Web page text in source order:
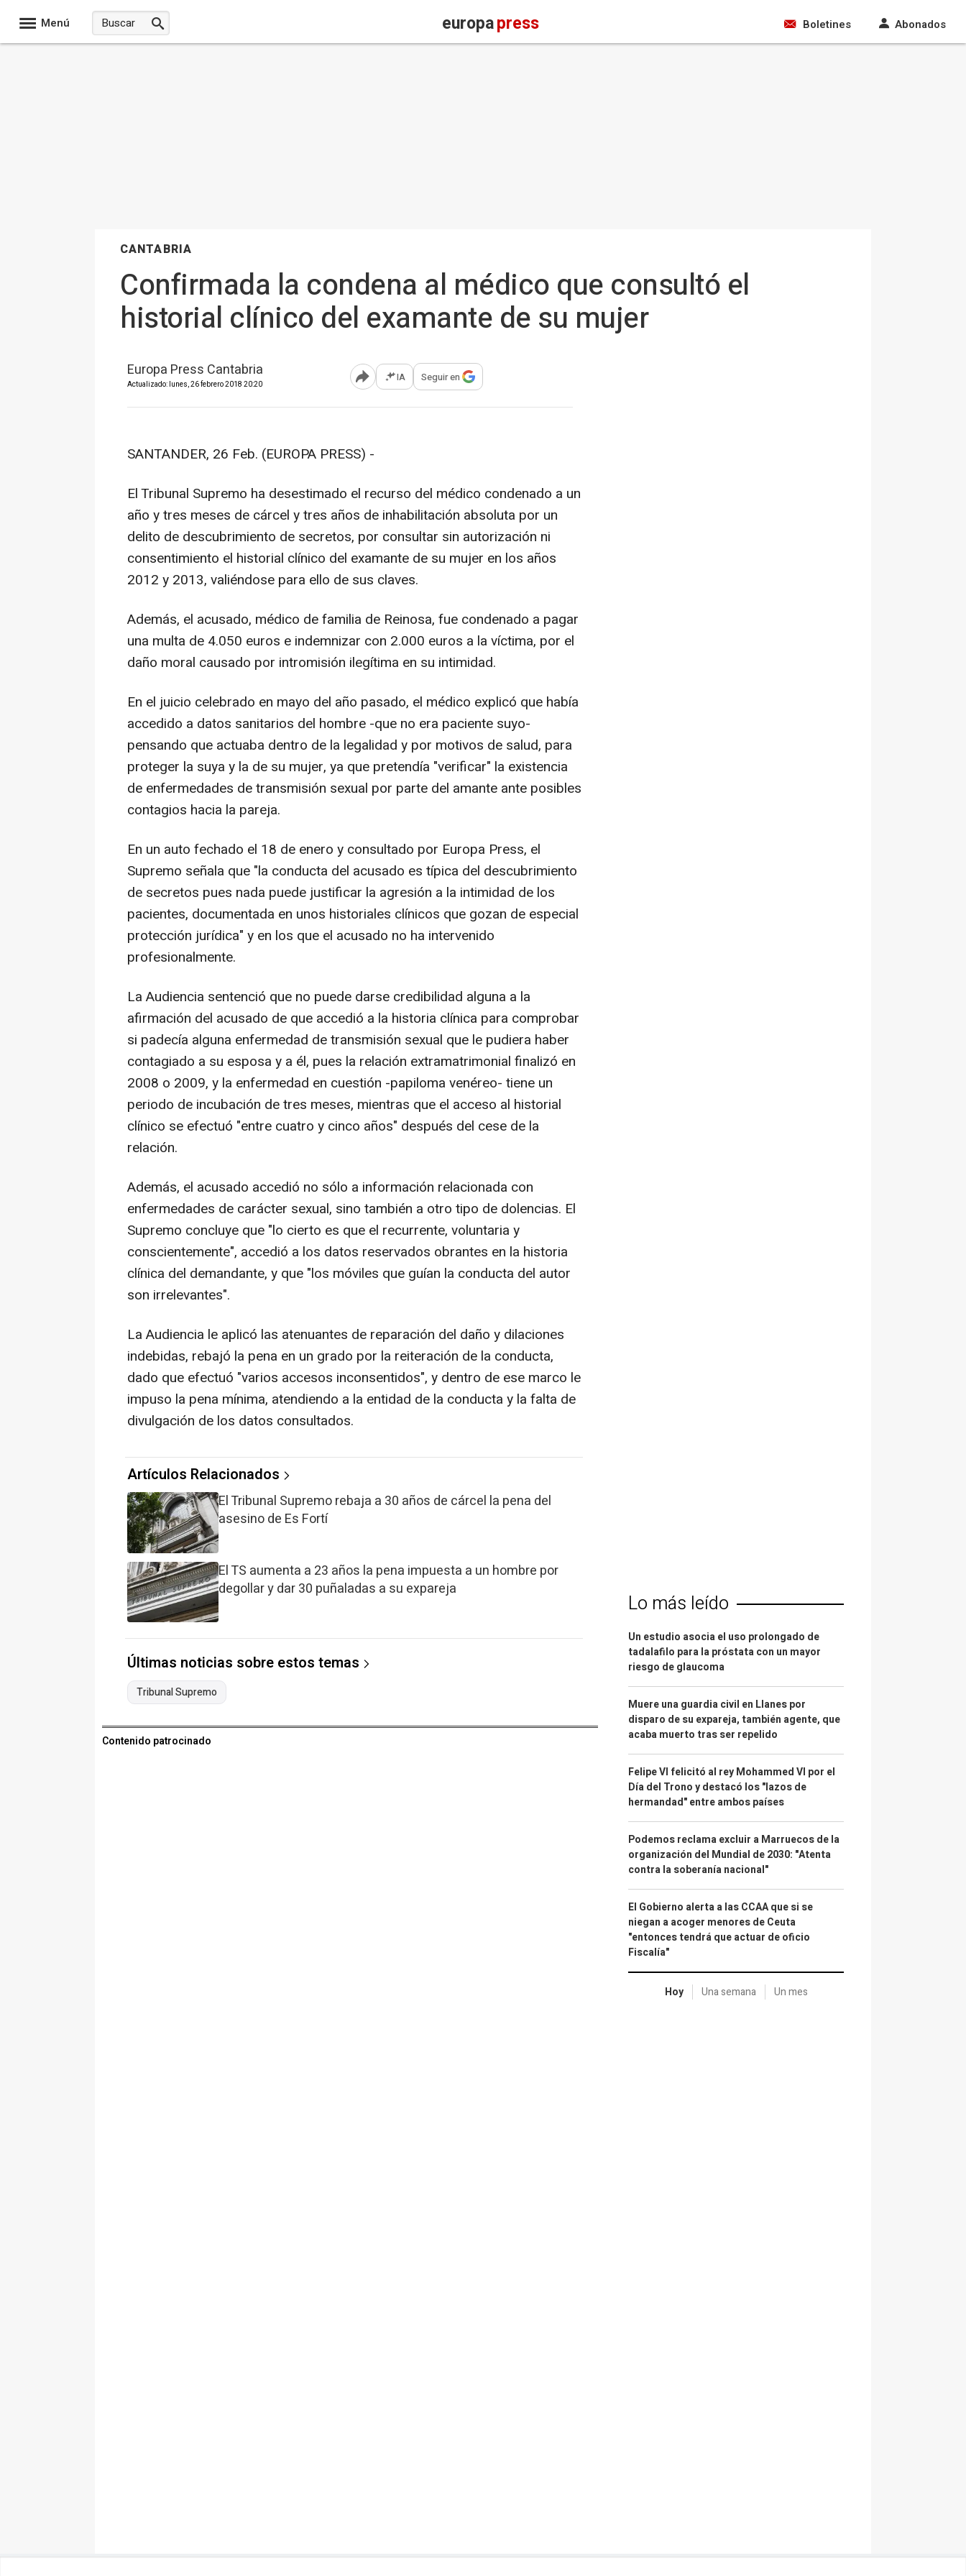
Menú europapress Boletines Abonados
CANTABRIA
Confirmada la condena al médico que consultó el
historial clínico del examante de su mujer
Europa Press Cantabria
Actualizado: lunes, 26 febrero 2018 20:20 Abrir opciones para compartir
IA Seguir en
SANTANDER, 26 Feb. (EUROPA PRESS) -
El Tribunal Supremo ha desestimado el recurso del médico condenado a un
año y tres meses de cárcel y tres años de inhabilitación absoluta por un
delito de descubrimiento de secretos, por consultar sin autorización ni
consentimiento el historial clínico del examante de su mujer en los años
2012 y 2013, valiéndose para ello de sus claves.
Además, el acusado, médico de familia de Reinosa, fue condenado a pagar
una multa de 4.050 euros e indemnizar con 2.000 euros a la víctima, por el
daño moral causado por intromisión ilegítima en su intimidad.
En el juicio celebrado en mayo del año pasado, el médico explicó que había
accedido a datos sanitarios del hombre -que no era paciente suyo-
pensando que actuaba dentro de la legalidad y por motivos de salud, para
proteger la suya y la de su mujer, ya que pretendía "verificar" la existencia
de enfermedades de transmisión sexual por parte del amante ante posibles
contagios hacia la pareja.
En un auto fechado el 18 de enero y consultado por Europa Press, el
Supremo señala que "la conducta del acusado es típica del descubrimiento
de secretos pues nada puede justificar la agresión a la intimidad de los
pacientes, documentada en unos historiales clínicos que gozan de especial
protección jurídica" y en los que el acusado no ha intervenido
profesionalmente.
La Audiencia sentenció que no puede darse credibilidad alguna a la
afirmación del acusado de que accedió a la historia clínica para comprobar
si padecía alguna enfermedad de transmisión sexual que le pudiera haber
contagiado a su esposa y a él, pues la relación extramatrimonial finalizó en
2008 o 2009, y la enfermedad en cuestión -papiloma venéreo- tiene un
periodo de incubación de tres meses, mientras que el acceso al historial
clínico se efectuó "entre cuatro y cinco años" después del cese de la
relación.
Además, el acusado accedió no sólo a información relacionada con
enfermedades de carácter sexual, sino también a otro tipo de dolencias. El
Supremo concluye que "lo cierto es que el recurrente, voluntaria y
conscientemente", accedió a los datos reservados obrantes en la historia
clínica del demandante, y que "los móviles que guían la conducta del autor
son irrelevantes".
La Audiencia le aplicó las atenuantes de reparación del daño y dilaciones
indebidas, rebajó la pena en un grado por la reiteración de la conducta,
dado que efectuó "varios accesos inconsentidos", y dentro de ese marco le
impuso la pena mínima, atendiendo a la entidad de la conducta y la falta de
divulgación de los datos consultados.
Artículos Relacionados
El Tribunal Supremo rebaja a 30 años de cárcel la pena del
asesino de Es Fortí
El TS aumenta a 23 años la pena impuesta a un hombre por
degollar y dar 30 puñaladas a su expareja
Últimas noticias sobre estos temas
Tribunal Supremo
Contenido patrocinado
Lo más leído
Un estudio asocia el uso prolongado de
tadalafilo para la próstata con un mayor
riesgo de glaucoma
Muere una guardia civil en Llanes por
disparo de su expareja, también agente, que
acaba muerto tras ser repelido
Felipe VI felicitó al rey Mohammed VI por el
Día del Trono y destacó los "lazos de
hermandad" entre ambos países
Podemos reclama excluir a Marruecos de la
organización del Mundial de 2030: "Atenta
contra la soberanía nacional"
El Gobierno alerta a las CCAA que si se
niegan a acoger menores de Ceuta
"entonces tendrá que actuar de oficio
Fiscalía"
Hoy Una semana Un mes